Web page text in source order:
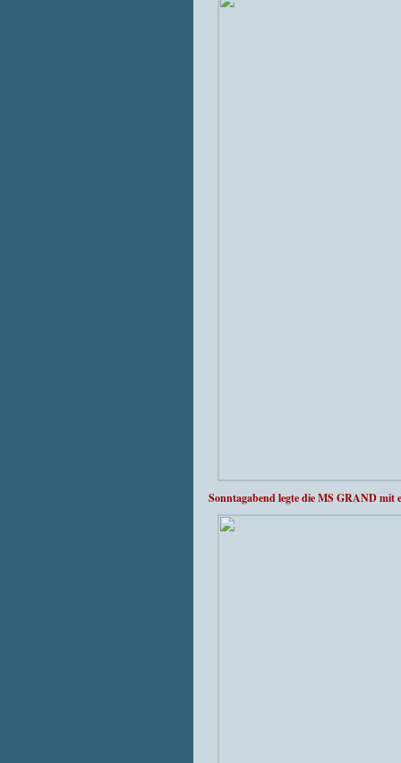
Sonntagabend legte die MS GRAND